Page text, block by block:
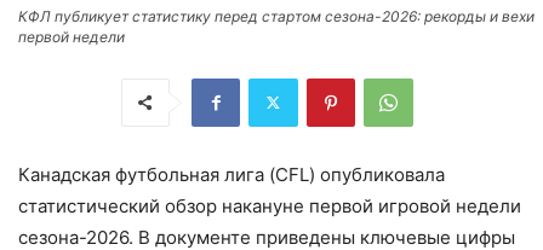
КФЛ публикует статистику перед стартом сезона-2026: рекорды и вехи
первой недели
Канадская футбольная лига (CFL) опубликовала
статистический обзор накануне первой игровой недели
сезона-2026. В документе приведены ключевые цифры